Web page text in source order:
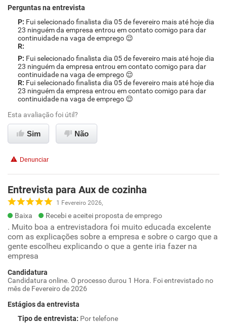
Perguntas na entrevista
Fui selecionado finalista dia 05 de fevereiro mais até hoje dia
23 ninguém da empresa entrou em contato comigo para dar
continuidade na vaga de emprego 😌
Fui selecionado finalista dia 05 de fevereiro mais até hoje dia
23 ninguém da empresa entrou em contato comigo para dar
continuidade na vaga de emprego 😌
Fui selecionado finalista dia 05 de fevereiro mais até hoje dia
23 ninguém da empresa entrou em contato comigo para dar
continuidade na vaga de emprego 😌
Esta avaliação foi útil?
Sim Não
Denunciar
Entrevista para Aux de cozinha
1 Fevereiro 2026,
Baixa Recebi e aceitei proposta de emprego
. Muito boa a entrevistadora foi muito educada excelente
com as explicações sobre a empresa e sobre o cargo que a
gente escolheu explicando o que a gente iria fazer na
empresa
Candidatura
Candidatura online. O processo durou 1 Hora. Foi entrevistado no
mês de Fevereiro de 2026
Estágios da entrevista
Tipo de entrevista: Por telefone